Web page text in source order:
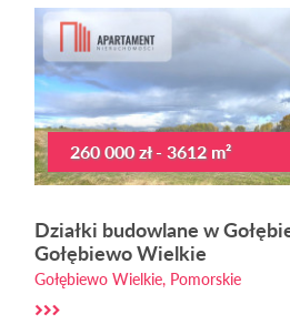
260 000 zł - 3612 m²
Działki budowlane w
Gołębiewo Wielkie
Gołębiewo Wielkie, Pomorskie